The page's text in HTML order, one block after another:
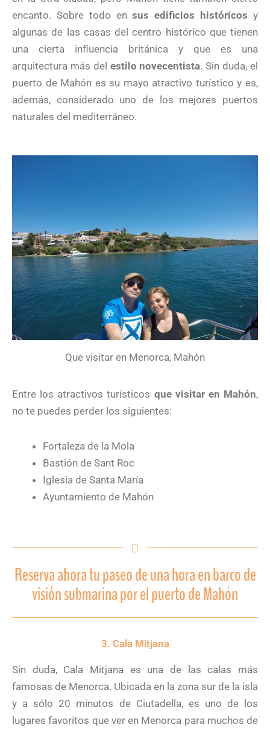
encanto. Sobre todo ensus edificios históricosy
algunas de las casas del centro histórico que tienen
una cierta influencia británica y que es una
arquitectura más del estilo novecentista. Sin duda, el
puerto de Mahón es su mayo atractivo turístico y es,
además, considerado uno de los mejores puertos
naturales del mediterráneo.
Que visitar en Menorca, Mahón
Entre los atractivos turísticos que visitar en Mahón,
no te puedes perder los siguientes:
Fortaleza de la Mola
Bastión de Sant Roc
Iglesia de Santa María
Ayuntamiento de Mahón
Reserva ahora tu paseo de una hora en barco de
visión submarina por el puerto de Mahón
3. Cala Mitjana
Sin duda, Cala Mitjana es una de las calas más
famosas de Menorca. Ubicada en la zona sur de la isla
y a sólo 20 minutos de Ciutadella, es uno de los
lugares favoritos que ver en Menorca para muchos de